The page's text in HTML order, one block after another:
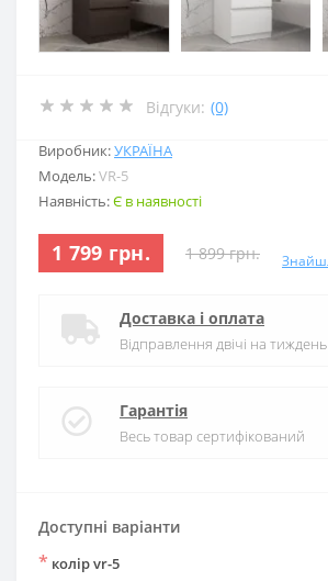
Відгуки: (0)
Виробник:УКРАЇНА
Модель:VR-5
Наявність:Є в наявності
1 799 грн. 1 899 грн.
Доставка і оплата
Відправлення двічі на тиждень
Гарантія
Весь товар сертифікований
Доступні варіанти
* колір vr-5